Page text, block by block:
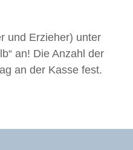
und Erzieher) unter
an! Die Anzahl der
an der Kasse fest.